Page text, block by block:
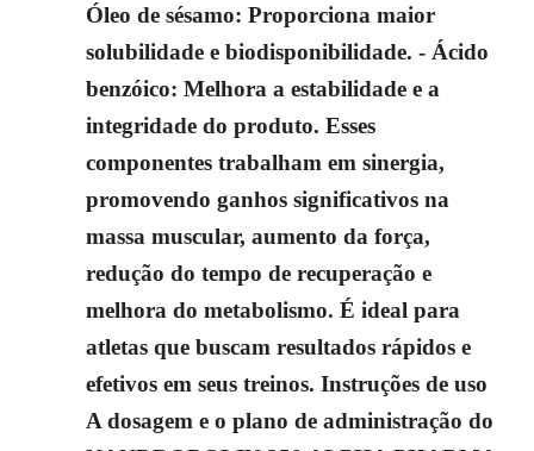
Óleo de sésamo: Proporciona maior
solubilidade e biodisponibilidade. - Ácido
benzóico: Melhora a estabilidade e a
integridade do produto. Esses
componentes trabalham em sinergia,
promovendo ganhos significativos na
massa muscular, aumento da força,
redução do tempo de recuperação e
melhora do metabolismo. É ideal para
atletas que buscam resultados rápidos e
efetivos em seus treinos. Instruções de uso
A dosagem e o plano de administração do